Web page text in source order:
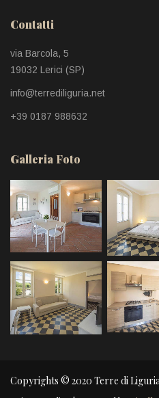
Contatti
via Barcola, 5
19032 Lerici (SP)
info@terrediliguria.net
+39 0187 988632
Galleria Foto
Copyrights © 2020 Terre di Liguria